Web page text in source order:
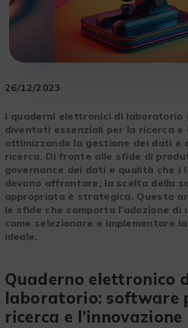
26/12/2023
I quaderni elettronici di laboratorio
diventati essenziali per la ricerca e
ottimizzando la gestione dei dati e
ricerca. Di fronte alle sfide di
governance dei dati e qualità che i
devono affrontare, la scelta della
appropriata è strategica. Questo
le sfide che comporta l’adozione di
come selezionare e implementare
ideale.
Quaderno elettronico
laboratorio: software
ricerca e l’innovazione